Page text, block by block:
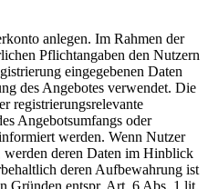
anlegen. Im Rahmen der
Pflichtangaben den Nutzern
eingegebenen Daten
des Angebotes verwendet. Die
registrierungsrelevante
Angebotsumfangs oder
werden. Wenn Nutzer
deren Daten im Hinblick
deren Aufbewahrung ist
Gründen entspr. Art. 6 Abs. 1 lit.